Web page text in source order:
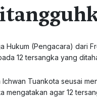
Hukum (Pengacara) dari
12 tersangka yang
Tuankota seusai
mengatakan agar 12